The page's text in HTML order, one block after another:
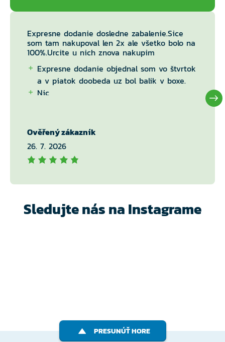
Expresne dodanie dosledne zabalenie.Sice
som tam nakupoval len 2x ale všetko bolo na
100%.Urcite u nich znova nakupim
Expresne dodanie objednal som vo štvrtok
a v piatok doobeda uz bol balik v boxe.
Nic
Ověřený zákazník
26. 7. 2026
Sledujte nás na Instagrame
PRESUNÚŤ HORE